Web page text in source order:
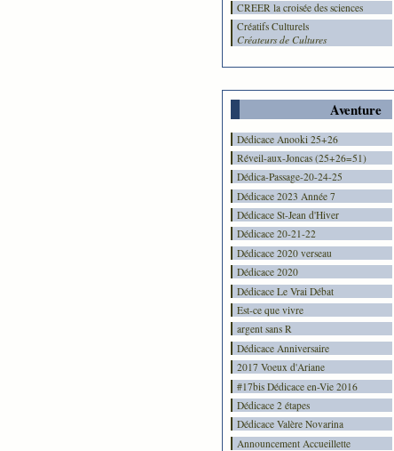
CREER la croisée des sciences
Créatifs Culturels
Créateurs de Cultures
Aventure
Dédicace Anooki 25+26
Réveil-aux-Joncas (25+26=51)
Dédica-Passage-20-24-25
Dédicace 2023 Année 7
Dédicace St-Jean d'Hiver
Dédicace 20-21-22
Dédicace 2020 verseau
Dédicace 2020
Dédicace Le Vrai Débat
Est-ce que vivre
argent sans R
Dédicace Anniversaire
2017 Voeux d'Ariane
#17bis Dédicace en-Vie 2016
Dédicace 2 étapes
Dédicace Valère Novarina
Announcement Accueillette